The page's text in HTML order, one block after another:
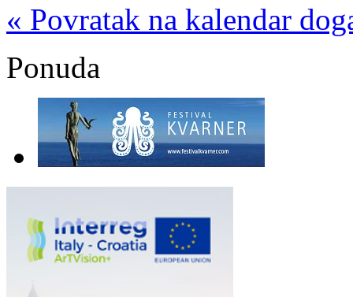
« Povratak na kalendar
Ponuda